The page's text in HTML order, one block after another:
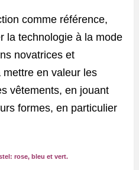
comme référence,
la technologie à la mode
novatrices et
en valeur les
vêtements, en jouant
formes, en particulier
rose, bleu et vert.